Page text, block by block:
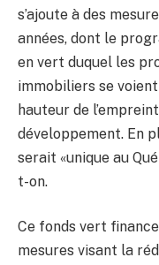
s’ajoute à des
années, dont le
en vert duquel les
immobiliers se
hauteur de
développement. En
serait «unique au
t-on.
Ce fonds vert
mesures visant la